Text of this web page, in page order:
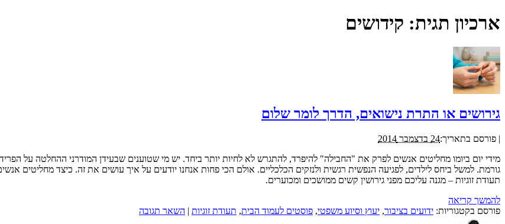
ארכיון תגית: קידושים
גירושים או התרת נישואים, הדרך לומר שלום
| פורסם בתאריך:24 בדצמבר 2014
מידי יום ביומו מחליטים אנשים לפרק את "החבילה" להיפרד, להתגרש לא לחיות יותר ביחד. יש מי שטוענים שבעידן המודרני ההחלטה על
גורמת. למשל ביחס לילדים, לפגיעה הנפשית רגשית ולנזקים הכלכליים. אולם הכי פחות אנחנו יודעים על איך עושים את זה. כיצד מחליטים
תעודת זוגיות – מגנה עליכם מפני גירושין קשים ממושכים ומכוערים.
להמשך קריאה
פורסם בקטגוריות: ידועים בציבור, יעוץ וסיוע משפטי, פוסטים לעמוד הבית, תעודת זוגיות | השאר תגובה